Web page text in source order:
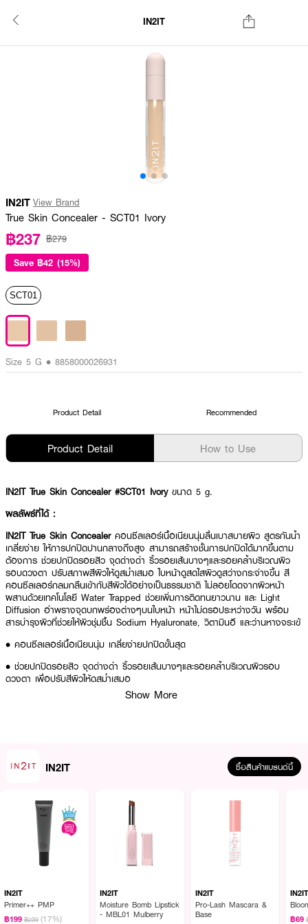
IN2IT
IN2IT View Brand
True Skin Concealer - SCT01 Ivory
฿237 ฿279
Save ฿42 (15%)
SCT01
Size 5 G • 8858000026931
Product Detail Recommended
Product Detail How to Use
IN2IT True Skin Concealer #SCT01 Ivory ขนาด 5 g.
ผลลัพธ์ที่ได้ :
IN2IT True Skin Concealer คอนซีลเลอร์เนื้อเนียนนุ่มลื่นเบาสบายผิว สูตรกันน้ำ
เกลี่ยง่าย ให้การปกปิดปานกลางถึงสูง สามารถสร้างชั้นการปกปิดได้มากขึ้นตาม
ต้องการ ช่วยปกปิดรอยสิว จุดด่างดำ ริ้วรอยเส้นบางๆและรอยคล้ำบริเวณผิว
รอบดวงตา ปรับสภาพสีผิวให้ดูสม่ำเสมอ ใบหน้าดูสดใสผิวดูสว่างกระจ่างขึ้น สี
คอนซีลเลอร์กลมกลืนเข้ากับสีผิวได้อย่างเป็นธรรมชาติ ไม่ลอยโดดจากผิวหน้า
ผสานด้วยเทคโนโลยี Water Trapped ช่วยเพิ่มการติดทนยาวนาน และ Light
Diffusion อำพรางจุดบกพร่องต่างๆบนใบหน้า หน้าไม่ดรอประหว่างวัน พร้อม
สารบำรุงผิวที่ช่วยให้ผิวชุ่มชื้น Sodium Hyaluronate, วิตามินอี และว่านหางจระเข้
• คอนซีลเลอร์เนื้อเนียนนุ่ม เกลี่ยง่ายปกปิดขั้นสุด
• ช่วยปกปิดรอยสิว จุดด่างดำ ริ้วรอยเส้นบางๆและรอยคล้ำบริเวณผิวรอบ
ดวงตา เพื่อปรับสีผิวให้ดูสม่ำเสมอ
• ติดทนนาน สีไม่เปลี่ยน ไม่ดรอบระหว่างวัน
How to Use :
แต้มคอนซีลเลอร์IN2IT True Skin Concealer
รอยคล้ำใต้ตา หรือรอยดำคล้ำ แล้วใช้นิ้ว หรือ ฟองน้ำ เกลี่ยให้เรียบเนียน
Show More
IN2IT ซื้อสินค้าแบรนด์นี้
IN2IT
Primer++ PMP
฿199 ฿239 (17%)
IN2IT
Moisture Bomb Lipstick
- MBL01 Mulberry
IN2IT
Pro-Lash Mascara &
Base
฿69